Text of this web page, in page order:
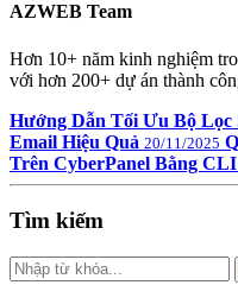
AZWEB Team
Hơn 10+ năm kinh nghiệm
với hơn 200+ dự án thành
Hướng Dẫn Tối Ưu Bộ Lọc
Email Hiệu Quả 20/11/2025
Trên CyberPanel Bằng CLI
Tìm kiếm